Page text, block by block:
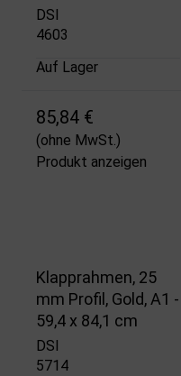
DSI
4603
Auf Lager
85,84 €
(ohne MwSt.)
Produkt anzeigen
Klapprahmen, 25
mm Profil, Gold, A1 -
59,4 x 84,1 cm
DSI
5714